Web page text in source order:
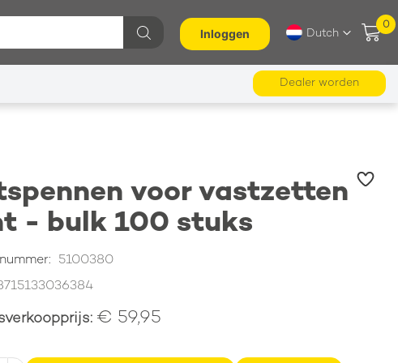
Zoeken
Ga
naar
de
Taal Dutch
Inloggen
0
Dealer worden
voor vastzetten
- bulk 100 stuks
5100380
€ 59,95